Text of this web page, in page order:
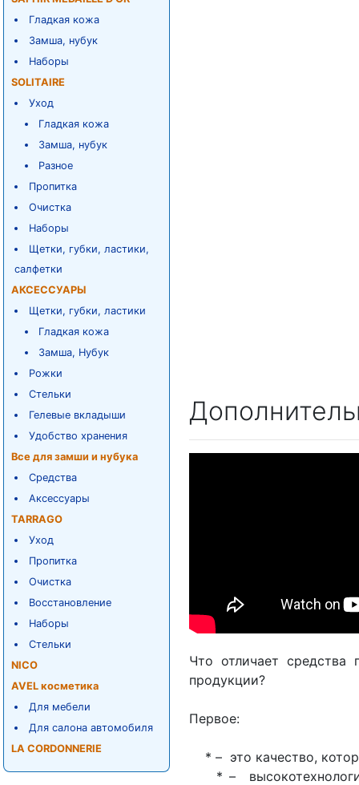
Гладкая кожа
Замша, нубук
Наборы
SOLITAIRE
Уход
Гладкая кожа
Замша, нубук
Разное
Пропитка
Очистка
Наборы
Щетки, губки, ластики,
салфетки
АКСЕССУАРЫ
Щетки, губки, ластики
Гладкая кожа
Замша, Нубук
Рожки
Стельки
Гелевые вкладыши
Удобство хранения
Все для замши и нубука
Средства
Аксессуары
TARRAGO
Уход
Пропитка
Очистка
Восстановление
Наборы
Стельки
NICO
AVEL косметика
Для мебели
Для салона автомобиля
LA CORDONNERIE
Что отличает средства
продукции?
Первое:
* – это качество,
* –